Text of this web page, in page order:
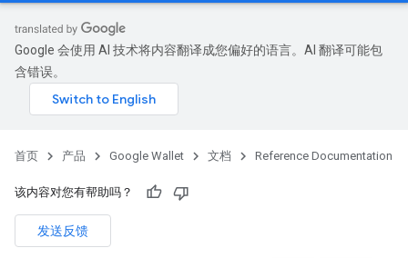
Google 会使用 AI 技术将内容翻译成您偏好的语言。AI 翻译可能包
含错误。
首页 产品 Google Wallet 文档 Reference Documentation
该内容对您有帮助吗？
发送反馈